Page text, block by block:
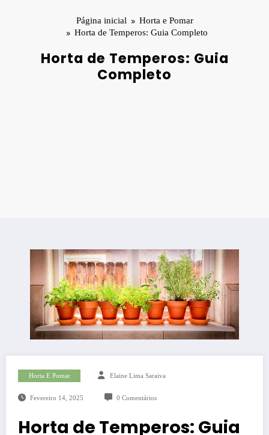
Página inicial
Horta e Pomar
Horta de Temperos: Guia Completo
Horta de Temperos: Guia
Completo
Horta E Pomar Elaine Lima Saraiva
Fevereiro 14, 2025 0 Comentários
Horta de Temperos: Guia